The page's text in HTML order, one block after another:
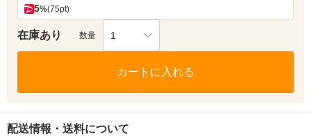
5%(75pt)
在庫あり 数量 1
カートに入れる
配送情報・送料について